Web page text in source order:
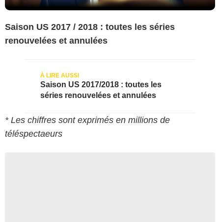
Saison US 2017 / 2018 : toutes les séries
renouvelées et annulées
Saison US 2017/2018 : toutes les
séries renouvelées et annulées
* Les chiffres sont exprimés en millions de
téléspectaeurs